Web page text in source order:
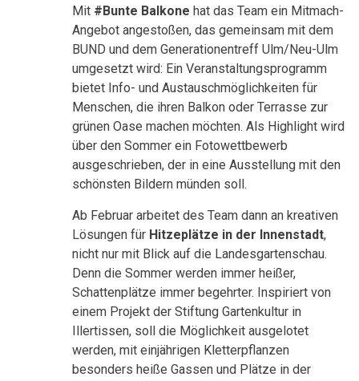
Mit #Bunte Balkone hat das Team ein Mitmach-
Angebot angestoßen, das gemeinsam mit dem
BUND und dem Generationentreff Ulm/Neu-Ulm
umgesetzt wird: Ein Veranstaltungsprogramm
bietet Info- und Austauschmöglichkeiten für
Menschen, die ihren Balkon oder Terrasse zur
grünen Oase machen möchten. Als Highlight wird
über den Sommer ein Fotowettbewerb
ausgeschrieben, der in eine Ausstellung mit den
schönsten Bildern münden soll.
Ab Februar arbeitet des Team dann an kreativen
Lösungen für Hitzeplätze in der Innenstadt,
nicht nur mit Blick auf die Landesgartenschau.
Denn die Sommer werden immer heißer,
Schattenplätze immer begehrter. Inspiriert von
einem Projekt der Stiftung Gartenkultur in
Illertissen, soll die Möglichkeit ausgelotet
werden, mit einjährigen Kletterpflanzen
besonders heiße Gassen und Plätze in der